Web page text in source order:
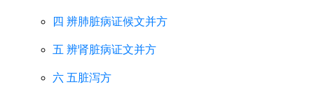
四 辨肺脏病证候文并方
五 辨肾脏病证文并方
六 五脏泻方